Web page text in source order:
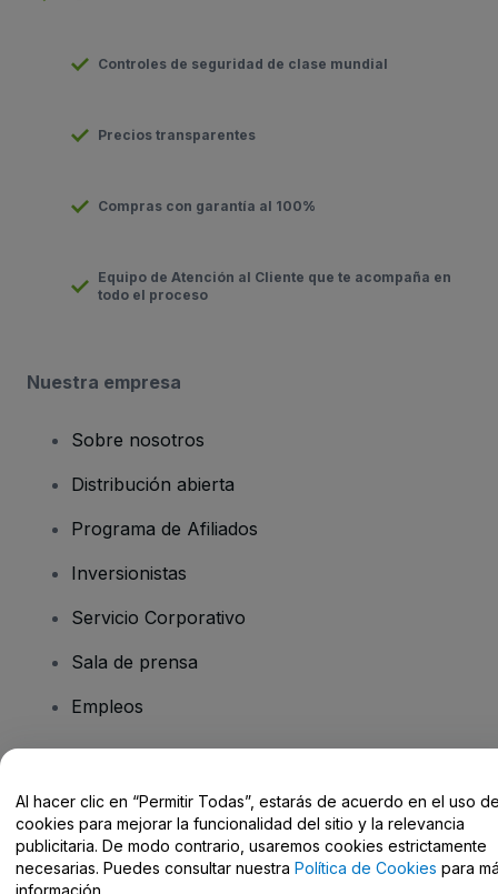
Controles de seguridad de clase mundial
Precios transparentes
Compras con garantía al 100%
Equipo de Atención al Cliente que te acompaña en
todo el proceso
Nuestra empresa
Sobre nosotros
Distribución abierta
Programa de Afiliados
Inversionistas
Servicio Corporativo
Sala de prensa
Empleos
Centro de Ayuda / Contacto
Al hacer clic en “Permitir Todas”, estarás de acuerdo en el uso
cookies para mejorar la funcionalidad del sitio y la relevancia
publicitaria. De modo contrario, usaremos cookies estrictamente
necesarias. Puedes consultar nuestra Política de Cookies para
información.